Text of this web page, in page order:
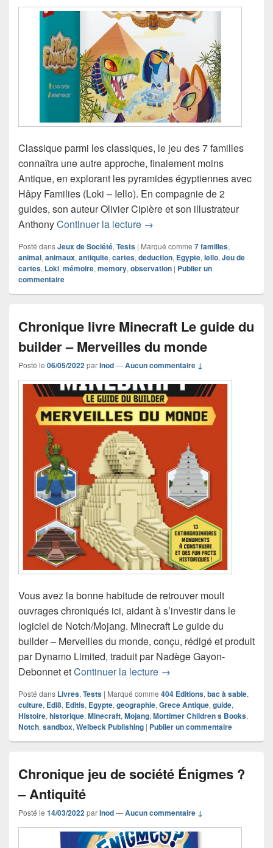
Classique parmi les classiques, le jeu des 7 familles
connaîtra une autre approche, finalement moins
Antique, en explorant les pyramides égyptiennes avec
Hâpy Families (Loki – Iello). En compagnie de 2
guides, son auteur Olivier Cipière et son illustrateur
AnthonyContinuer la lecture Chronique jeu de société
→
Posté dansJeux de Société, Tests | Marqué comme 7 familles,
animal, animaux, antiquite, cartes, deduction, Egypte, Iello, Jeu de
cartes, Loki, mémoire, memory, observation | Publier un
commentaire
Chronique livre Minecraft Le guide du
builder – Merveilles du monde
Posté le 06/05/2022parInod—Aucun commentaire ↓
Vous avez la bonne habitude de retrouver moult
ouvrages chroniqués ici, aidant à s’investir dans le
logiciel de Notch/Mojang. Minecraft Le guide du
builder – Merveilles du monde, conçu, rédigé et produit
par Dynamo Limited, traduit par Nadège Gayon-
Debonnet etContinuer la lecture Chronique livre
→
Posté dans Livres, Tests | Marqué comme 404 Editions, bac à sable,
culture, Edi8, Editis, Egypte, geographie, Grece Antique, guide,
Histoire, historique, Minecraft, Mojang, Mortimer Children s Books,
Notch, sandbox, Welbeck Publishing | Publier un commentaire
Chronique jeu de société Énigmes ?
– Antiquité
Posté le 14/03/2022parInod—Aucun commentaire ↓